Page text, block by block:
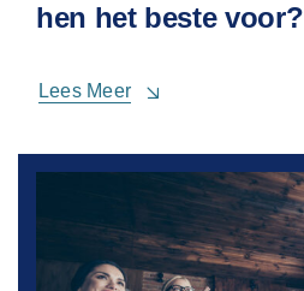
hen het beste voor?
Lees Meer